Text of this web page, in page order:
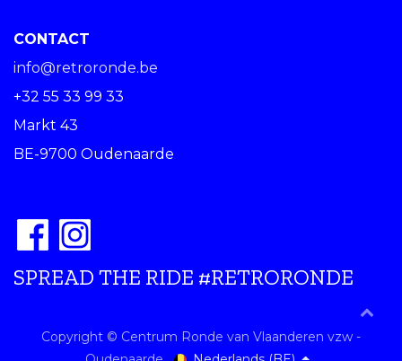
CONTACT
info@retroronde.be
+32 55 33 99 33
Markt 43
BE-9700 Oudenaarde
SPREAD THE RIDE #RETRORONDE
Copyright © Centrum Ronde van Vlaanderen vzw -